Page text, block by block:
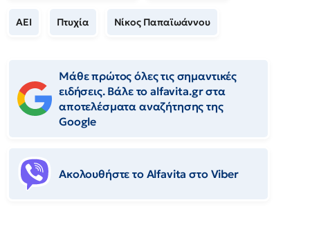
ΑΕΙ Πτυχία Νίκος Παπαϊωάννου
Μάθε πρώτος όλες τις σημαντικές
ειδήσεις. Βάλε το alfavita.gr στα
αποτελέσματα αναζήτησης της
Google
Ακολουθήστε το Αlfavita στο Viber